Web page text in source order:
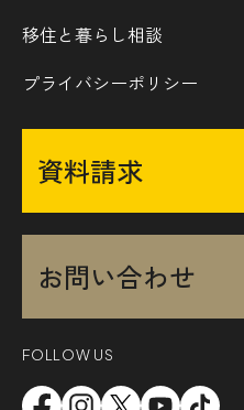
移住と暮らし相談
プライバシーポリシー
資料請求
お問い合わせ
FOLLOW US